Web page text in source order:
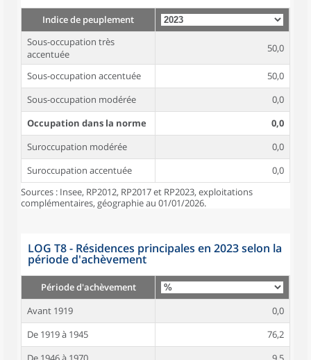
Indice de peuplement
Sous-occupation très
accentuée
50,0
Sous-occupation accentuée
50,0
Sous-occupation modérée
0,0
Occupation dans la norme
0,0
Suroccupation modérée
0,0
Suroccupation accentuée
0,0
Sources : Insee, RP2012, RP2017 et RP2023, exploitations
complémentaires, géographie au 01/01/2026.
LOG T8 - Résidences principales en 2023 selon la
période d'achèvement
Période d'achèvement
Avant 1919
0,0
De 1919 à 1945
76,2